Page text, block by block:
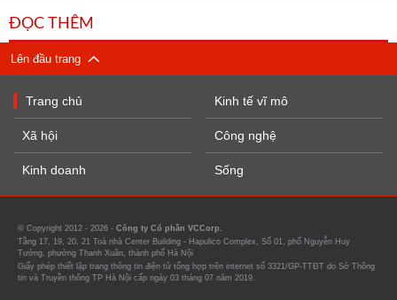
ĐỌC THÊM
Lên đầu trang
Trang chủ
Xã hội
Kinh doanh
Kinh tế vĩ mô
Công nghệ
Sống
© Copyright 2012 - 2026 - Công ty Cổ phần VCCorp.
Tầng 17, 19, 20, 21 Toà nhà Center Building - Hapulico Complex, Số 01, phố Nguyễn Huy
Tưởng, phường Thanh Xuân, thành phố Hà Nội
Giấy phép thiết lập trang thông tin điện tử tổng hợp trên internet số 3321/GP-TTĐT do Sở Thông
tin và Truyền thông TP Hà Nội cấp ngày 03 tháng 07 năm 2019.